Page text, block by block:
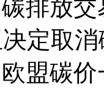
排放交
定取
盟碳